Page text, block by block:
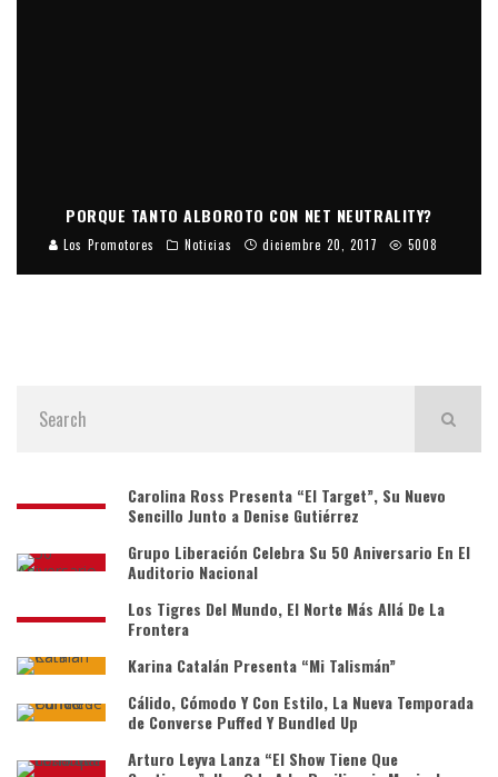
PORQUE TANTO ALBOROTO CON NET NEUTRALITY?
Los Promotores Noticias diciembre 20, 2017 5008
Carolina Ross Presenta “El Target”, Su Nuevo
Sencillo Junto a Denise Gutiérrez
Grupo Liberación Celebra Su 50 Aniversario En El
Auditorio Nacional
Los Tigres Del Mundo, El Norte Más Allá De La
Frontera
Karina Catalán Presenta “Mi Talismán”
Cálido, Cómodo Y Con Estilo, La Nueva Temporada
de Converse Puffed Y Bundled Up
Arturo Leyva Lanza “El Show Tiene Que